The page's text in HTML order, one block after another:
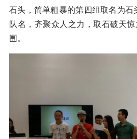
石头，简单粗暴的第四组取名为石
队名，齐聚众人之力，取石破天
围。